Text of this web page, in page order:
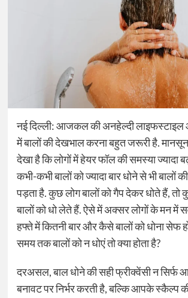
नई दिल्ली: आजकल की अनहेल्दी
में बालों की देखभाल करना बहुत जरूरी है.
देखा है कि लोगों में हेयर फॉल की समस्या ज्यादा
कभी-कभी बालों को ज्यादा बार धोने से भी बालों
पड़ता है. कुछ लोग बालों को गैप देकर धोते हैं, तो
बालों को धो लेते हैं. ऐसे में अक्सर लोगों के मन में
हफ्ते में कितनी बार और कैसे बालों को धोना सेफ
समय तक बालों को न धोएं तो क्या होता है?
दरअसल, बाल धोने की सही फ्रीक्वेंसी न सिर्फ
बनावट पर निर्भर करती है, बल्कि आपके स्कैल्प